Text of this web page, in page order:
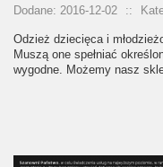
Dodane: 2016-12-02 ::
Odzież dziecięca i
Muszą one spełniać
wygodne. Możemy nasz